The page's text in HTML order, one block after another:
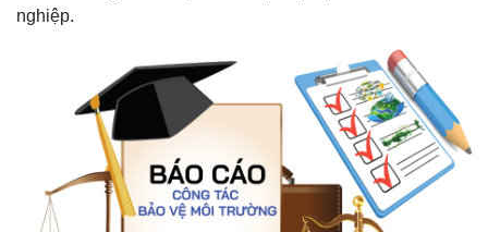
nghiệp.